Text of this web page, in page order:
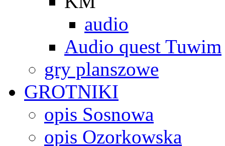
audio
Audio quest Tuwim
gry planszowe
GROTNIKI
opis Sosnowa
opis Ozorkowska